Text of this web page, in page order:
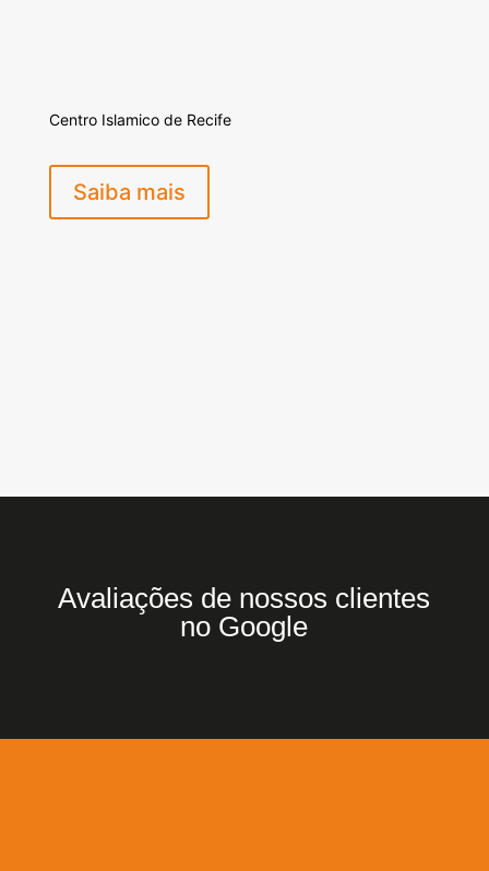
Centro Islamico de Recife
Saiba mais
Avaliações de nossos clientes
no Google